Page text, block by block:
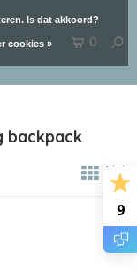
9
0
backpack
Is dat akkoord?
cookies »